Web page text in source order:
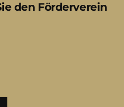
den Förderverein